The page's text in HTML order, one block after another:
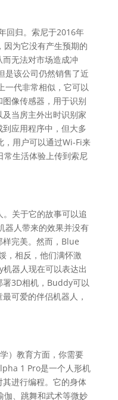
回归。索尼于2016年
为它没有产生预期的
无法对市场造成冲
是该公司仍然销售了近
一代非常相似，它可以
像传感器，用于识别
当房主外出时识别家
应用程序中，但大多
用户可以通过Wi-Fi来
生活体验上传到索尼
关于它的故事可以追
器人带来的效果并没有
完美。然而，Blue
，相反，他们满怀激
器人现在可以表达出
3D相机，Buddy可以
可爱的伴侣机器人，
）教育方面，你需要
1 Pro是一个人形机
进行编程。它的身体
伽、跳舞和武术等微妙